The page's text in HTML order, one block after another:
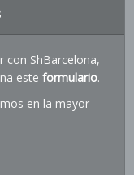
con ShBarcelona,
esteformulario.
en la mayor